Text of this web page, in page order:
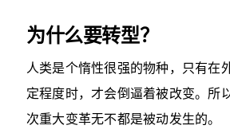
为什么要转型？
人类是个惰性很强的物种，只有在
定程度时，才会倒逼着被改变。所
次重大变革无不都是被动发生的。